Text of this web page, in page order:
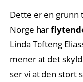
Dette er en grunn
Norge har
Linda Tofteng
mener at det
ser vi at den stort